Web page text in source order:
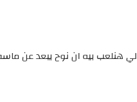
هنلعب بيه ان نوح يبعد عن